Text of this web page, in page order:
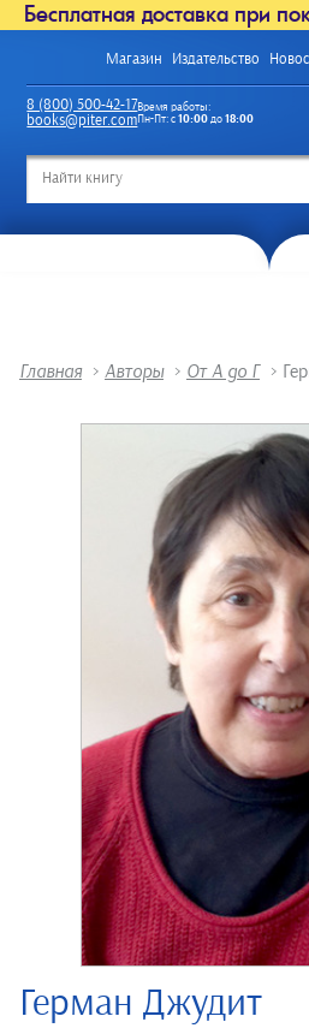
Бесплатная доставка при
Магазин Издательство
8 (800) 500-42-17
books@piter.com
Время работы:
Пн-Пт: с10:00до18:00
Главная > Авторы > От А до Г >
Герман Джудит